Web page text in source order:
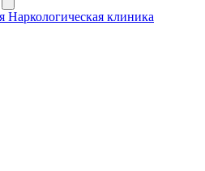
Наркологическая клиника